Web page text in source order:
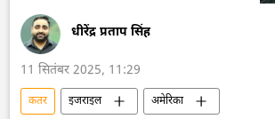
धीरेंद्र प्रताप सिंह
11 सितंबर 2025, 11:29
कतर इजराइल
अमेरिका